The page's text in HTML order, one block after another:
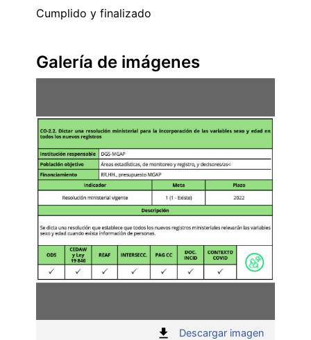
Cumplido y finalizado
Galería de imágenes
Descargar imagen: